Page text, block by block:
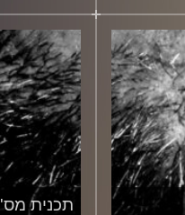
תכנית מס' 189